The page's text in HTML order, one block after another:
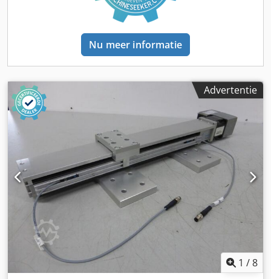
261989, p. nr. MKD071-50234, rem met 24 V DC)
Afmetingen L x B x H: 3520 x 400 x 580 mm Gewicht: 340 kg
goede staat mogelijke rijregelaars onder voorraadnr. 53628
en voorraadnr. 53673Nu meer informatie
Advertentie
1 /8